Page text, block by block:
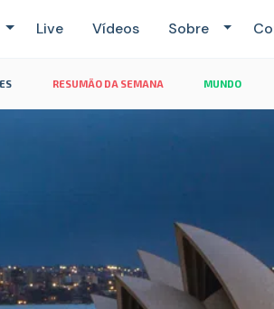
Live Vídeos Sobre
RESUMÃO DA SEMANA MUNDO